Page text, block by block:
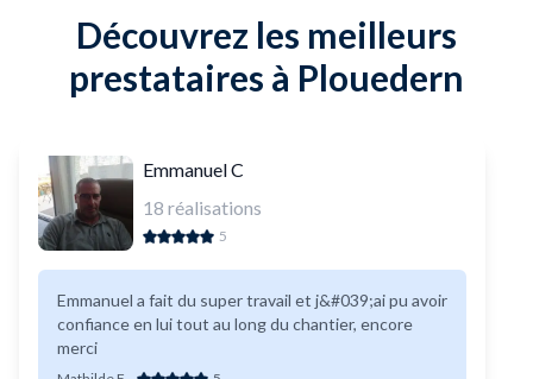
Découvrez les meilleurs
prestataires à Plouedern
Emmanuel C
18 réalisations
5
Emmanuel a fait du super travail et j&#039;ai pu avoir
confiance en lui tout au long du chantier, encore
merci